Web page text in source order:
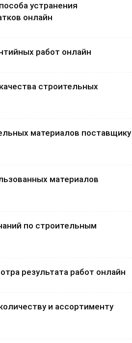
устранения
онлайн
работ онлайн
строительных
материалов поставщику
материалов
по строительным
результата работ онлайн
и ассортименту